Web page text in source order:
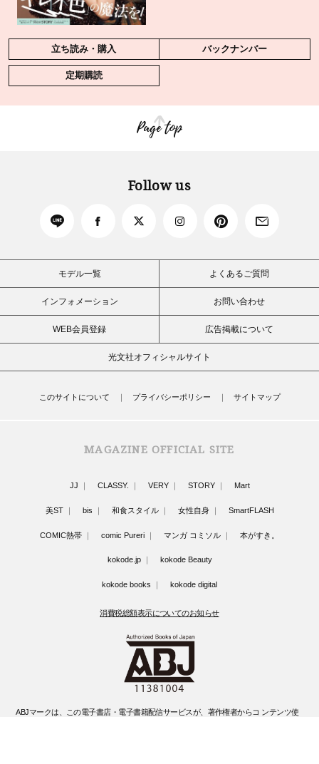
立ち読み・購入 バックナンバー
定期購読
Page top
Follow us
モデル一覧 よくあるご質問
インフォメーション お問い合わせ
WEB会員登録 広告掲載について
光文社オフィシャルサイト
このサイトについて プライバシーポリシー サイトマップ
MAGAZINE OFFICIAL SITE
JJ CLASSY. VERY STORY Mart
美ST bis 和食スタイル 女性自身 SmartFLASH
COMIC熱帯 comic Pureri マンガ コミソル 本がすき。
kokode.jp kokode Beauty
kokode books kokode digital
消費税総額表示についてのお知らせ
ABJマークは、この電子書店・電子書籍配信サービスが、著作権者からコ ンテンツ使